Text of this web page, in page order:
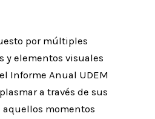
por múltiples
y elementos visuales
Informe Anual UDEM
a través de sus
aquellos momentos